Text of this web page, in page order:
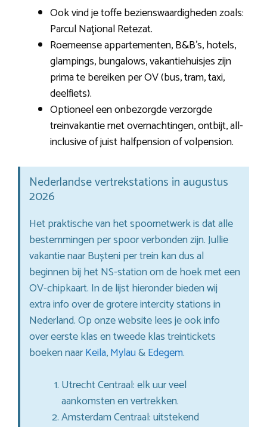
Ook vind je toffe bezienswaardigheden zoals:
Parcul Naţional Retezat.
Roemeense appartementen, B&B’s, hotels,
glampings, bungalows, vakantiehuisjes zijn
prima te bereiken per OV (bus, tram, taxi,
deelfiets).
Optioneel een onbezorgde verzorgde
treinvakantie met overnachtingen, ontbijt, all-
inclusive of juist halfpension of volpension.
Nederlandse vertrekstations in augustus
2026
Het praktische van het spoornetwerk is dat alle
bestemmingen per spoor verbonden zijn. Jullie
vakantie naar Bușteni per trein kan dus al
beginnen bij het NS-station om de hoek met een
OV-chipkaart. In de lijst hieronder bieden wij
extra info over de grotere intercity stations in
Nederland. Op onze website lees je ook info
over eerste klas en tweede klas treintickets
boeken naarKeila,Mylau&Edegem.
Utrecht Centraal: elk uur veel
aankomsten en vertrekken.
Amsterdam Centraal: uitstekend